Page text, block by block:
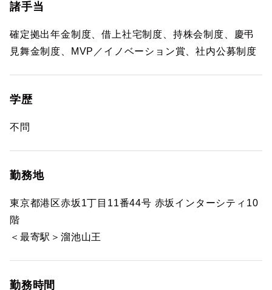
諸手当
確定拠出年金制度、借上社宅制度、持株会制度、慶弔
見舞金制度、MVP／イノベーション賞、社内公募制度
学歴
不問
勤務地
東京都港区赤坂1丁目11番44号 赤坂インターシティ10
階
＜最寄駅＞溜池山王
勤務時間